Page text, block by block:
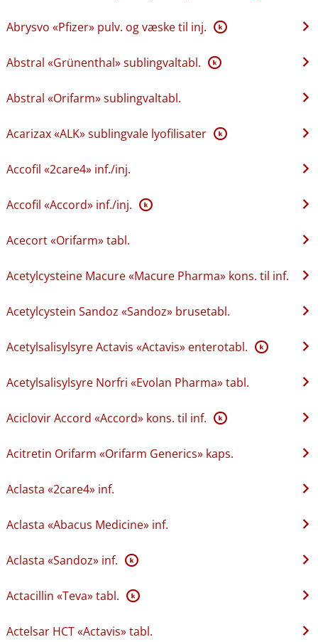
Abrysvo «Pfizer» pulv. og væske til inj. K
Abstral «Grünenthal» sublingvaltabl. K
Abstral «Orifarm» sublingvaltabl.
Acarizax «ALK» sublingvale lyofilisater K
Accofil «2care4» inf.​/​inj.
Accofil «Accord» inf.​/​inj. K
Acecort «Orifarm» tabl.
Acetylcysteine Macure «Macure Pharma» kons. til inf.
Acetylcystein Sandoz «Sandoz» brusetabl.
Acetylsalisylsyre Actavis «Actavis» enterotabl. K
Acetylsalisylsyre Norfri «Evolan Pharma» tabl.
Aciclovir Accord «Accord» kons. til inf. K
Acitretin Orifarm «Orifarm Generics» kaps.
Aclasta «2care4» inf.
Aclasta «Abacus Medicine» inf.
Aclasta «Sandoz» inf. K
Actacillin «Teva» tabl. K
Actelsar HCT «Actavis» tabl.